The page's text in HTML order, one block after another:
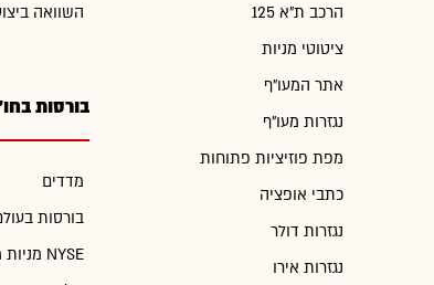
הרכב ת"א 125
ציטוטי מניות
אתר המעו"ף
נגזרות מעו"ף
מפת פוזיציות פתוחות
כתבי אופציה
נגזרות דולר
נגזרות אירו
השוואה
בורסות
מדדים
בורסות
מניות מבורסת NYSE